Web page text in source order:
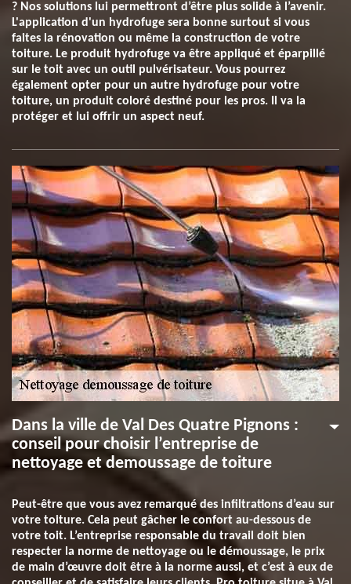
? Nos solutions lui permettront d’être plus solide à l’avenir.
L'application d'un hydrofuge sera bonne surtout si vous
faites la rénovation ou même la construction de votre
toiture. Le produit hydrofuge va être appliqué et éparpillé
sur le toit avec un outil pulvérisateur. Vous pourrez
également opter pour un autre hydrofuge pour votre
toiture, un produit coloré destiné pour les pros. Il va la
protéger et lui offrir un aspect neuf.
Dans la ville de Val Des Quatre Pignons :
conseil pour choisir l’entreprise de
nettoyage et demoussage de toiture
Peut-être que vous avez remarqué des infiltrations d’eau sur
votre toiture. Cela peut gâcher le confort au-dessous de
votre toit. L’entreprise responsable du travail doit bien
respecter la norme de nettoyage ou le démoussage, le prix
de main d’œuvre doit être à la norme aussi, et c’est à eux de